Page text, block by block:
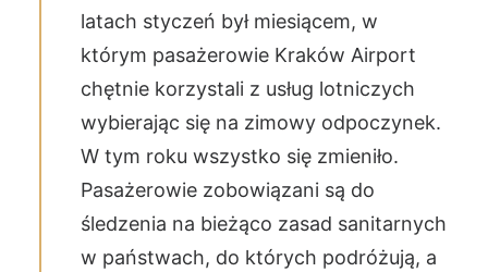
latach styczeń był miesiącem, w
którym pasażerowie Kraków Airport
chętnie korzystali z usług lotniczych
wybierając się na zimowy odpoczynek.
W tym roku wszystko się zmieniło.
Pasażerowie zobowiązani są do
śledzenia na bieżąco zasad sanitarnych
w państwach, do których podróżują, a